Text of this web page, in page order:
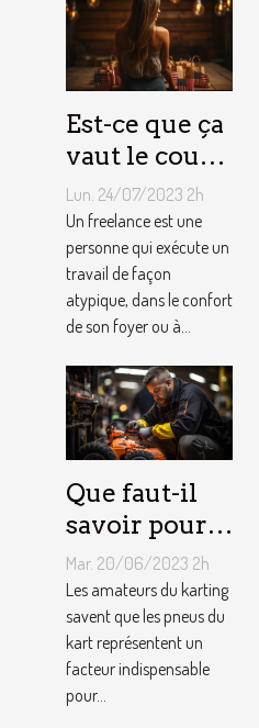
Est-ce que ça
vaut le coup
de devenir
indépendant
?
Lun. 24/07/2023 2h
Un freelance est une
personne qui exécute un
travail de façon
atypique, dans le confort
de son foyer ou à...
Que faut-il
savoir pour
un meilleur
ajustement
de la
pression des
pneus de
Kart ?
Mar. 20/06/2023 2h
Les amateurs du karting
savent que les pneus du
kart représentent un
facteur indispensable
pour...